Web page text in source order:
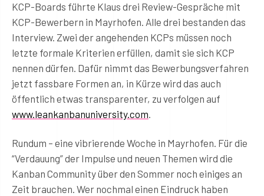
KCP-Boards führte Klaus drei Review-Gespräche mit
KCP-Bewerbern in Mayrhofen. Alle drei bestanden das
Interview. Zwei der angehenden KCPs müssen noch
letzte formale Kriterien erfüllen, damit sie sich KCP
nennen dürfen. Dafür nimmt das Bewerbungsverfahren
jetzt fassbare Formen an, in Kürze wird das auch
öffentlich etwas transparenter, zu verfolgen auf
www.leankanbanuniversity.com.
Rundum – eine vibrierende Woche in Mayrhofen. Für die
“Verdauung” der Impulse und neuen Themen wird die
Kanban Community über den Sommer noch einiges an
Zeit brauchen. Wer nochmal einen Eindruck haben